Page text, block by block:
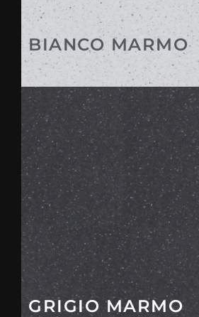
BIANCO MARMO
GRIGIO MARMO